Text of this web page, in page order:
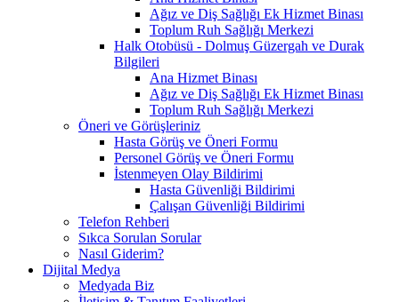
Ağız ve Diş Sağlığı Ek Hizmet Binası
Toplum Ruh Sağlığı Merkezi
Halk Otobüsü - Dolmuş Güzergah ve Durak
Bilgileri
Ana Hizmet Binası
Ağız ve Diş Sağlığı Ek Hizmet Binası
Toplum Ruh Sağlığı Merkezi
Öneri ve Görüşleriniz
Hasta Görüş ve Öneri Formu
Personel Görüş ve Öneri Formu
İstenmeyen Olay Bildirimi
Hasta Güvenliği Bildirimi
Çalışan Güvenliği Bildirimi
Telefon Rehberi
Sıkca Sorulan Sorular
Nasıl Giderim?
Dijital Medya
Medyada Biz